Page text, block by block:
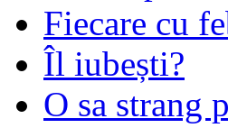
Fiecare cu
Îl iubești?
O sa strang